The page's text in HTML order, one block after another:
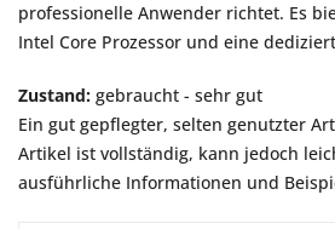
professionelle Anwender richtet. Es
Intel Core Prozessor und eine
Zustand: gebraucht - sehr gut
Ein gut gepflegter, selten genutzter
Artikel ist vollständig, kann jedoch
ausführliche Informationen und